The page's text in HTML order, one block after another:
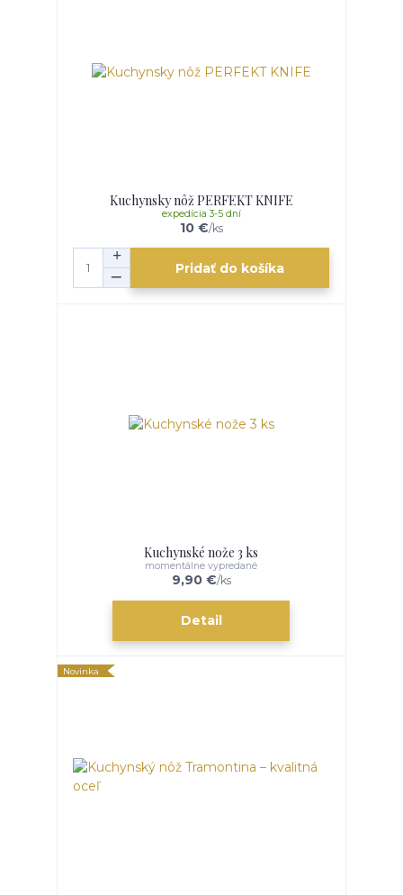
Kuchynsky nôž PERFEKT KNIFE
10 €/ks
expedícia 3-5 dní
Pridať do košíka
Kuchynské nože 3 ks
9,90 €/ks
momentálne vypredané
Detail
Novinka